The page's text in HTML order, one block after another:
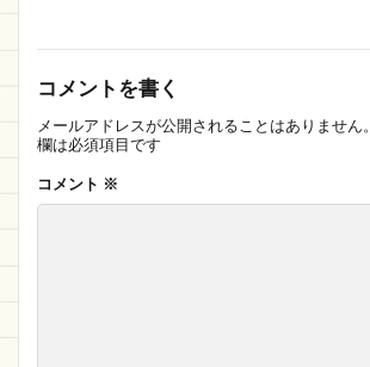
コメントを書く
メールアドレスが公開されることはありません。
欄は必須項目です
コメント ※